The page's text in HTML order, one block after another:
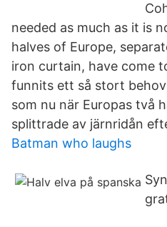
needed as much as it is
halves of Europe,
iron curtain, have come
funnits ett så stort
som nu när Europas två
splittrade av järnridån
Batman who laughs